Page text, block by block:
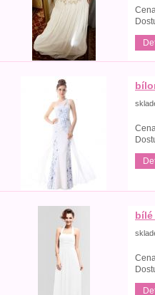
bílé